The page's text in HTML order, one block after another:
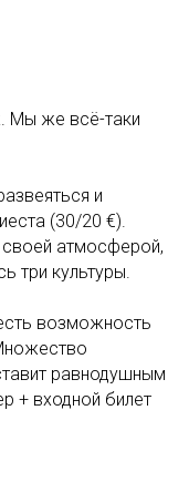
Мы же всё-таки
и
(30/20 €).
своей атмосферой,
три культуры.
возможность
равнодушным
+ входной билет